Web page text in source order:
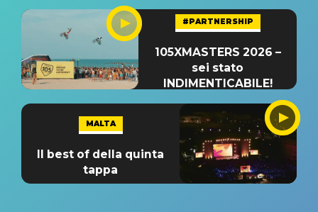
#PARTNERSHIP
105XMASTERS 2026 –
sei stato
INDIMENTICABILE!
MALTA
Il best of della quinta
tappa